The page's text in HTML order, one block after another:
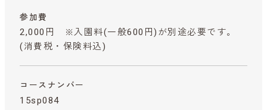
参加費
2,000円 ※入園料(一般600円)が別途必要です。
(消費税・保険料込)
コースナンバー
15sp084